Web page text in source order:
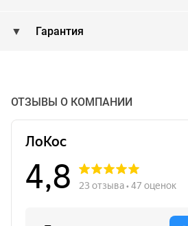
Гарантия
ОТЗЫВЫ О КОМПАНИИ